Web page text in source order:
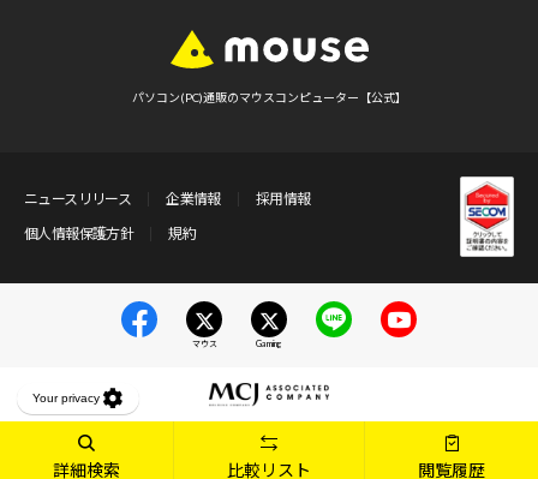
詳細検索 比較リスト 閲覧履歴
パソコン(PC)通販のマウスコンピューター【公式】
ニュースリリース 企業情報
採用情報
個人情報保護方針
規約
マウス Gaming